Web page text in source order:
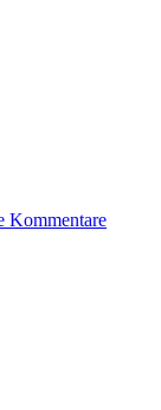
Kommentare